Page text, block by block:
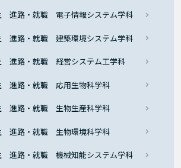
進路・就職 電子情報システム学科
進路・就職 建築環境システム学科
進路・就職 経営システム工学科
進路・就職 応用生物科学科
進路・就職 生物生産科学科
進路・就職 生物環境科学科
進路・就職 機械知能システム学科